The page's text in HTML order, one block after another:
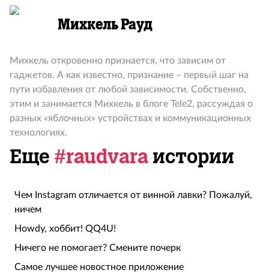
Михкель Рауд
Михкель откровенно признается, что зависим от
гаджетов. А как известно, признание – первый шаг на
пути избавления от любой зависимости. Собственно,
этим и занимается Михкель в блоге Tele2, рассуждая о
разных «яблочных» устройствах и коммуникационных
технологиях.
Еще #raudvara истории
Чем Instagram отличается от винной лавки? Пожалуй,
ничем
Howdy, хоббит! QQ4U!
Ничего не помогает? Смените почерк
Самое лучшее новостное приложение